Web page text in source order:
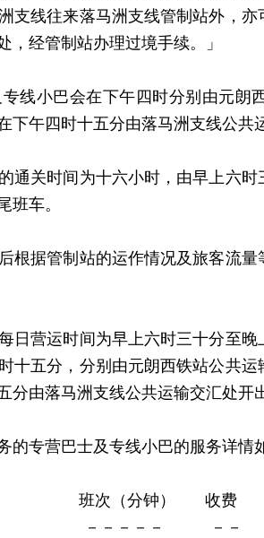
支线往来落马洲支线管制站外，
经管制站办理过境手续。」
小巴会在下午四时分别由元朗
午四时十五分由落马洲支线公共
关时间为十六小时，由早上六时
车。
据管制站的运作情况及旅客流量
营运时间为早上六时三十分至晚
十五分，分别由元朗西铁站公共
由落马洲支线公共运输交汇处开出
专营巴士及专线小巴的服务详情
分钟） 收费
－－－ －－